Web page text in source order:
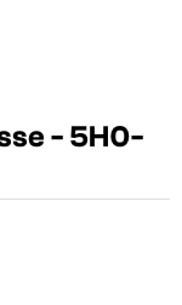
- 5H0-